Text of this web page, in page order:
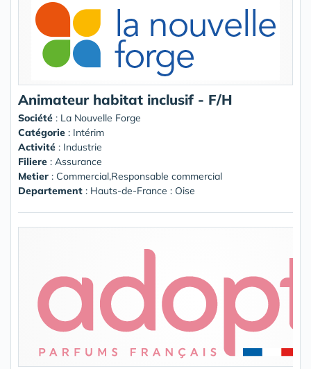
Animateur habitat inclusif - F/H
Société : La Nouvelle Forge
Catégorie : Intérim
Activité : Industrie
Filiere : Assurance
Metier : Commercial,Responsable commercial
Departement : Hauts-de-France : Oise